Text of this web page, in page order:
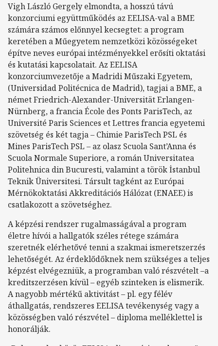
Vigh László Gergely elmondta, a hosszú távú
konzorciumi együttműködés az EELISA-val a BME
számára számos előnnyel kecsegtet: a program
keretében a Műegyetem nemzetközi közösségeket
építve neves európai intézményekkel erősíti oktatási
és kutatási kapcsolatait. Az EELISA
konzorciumvezetője a Madridi Műszaki Egyetem,
(Universidad Politécnica de Madrid), tagjai a BME, a
német Friedrich-Alexander-Universität Erlangen-
Nürnberg, a francia École des Ponts ParisTech, az
Université Paris Sciences et Lettres francia egyetemi
szövetség és két tagja – Chimie ParisTech PSL és
Mines ParisTech PSL – az olasz Scuola Sant’Anna és
Scuola Normale Superiore, a román Universitatea
Politehnica din Bucuresti, valamint a török İstanbul
Teknik Üniversitesi. Társult tagként az Európai
Mérnökoktatási Akkreditációs Hálózat (ENAEE) is
csatlakozott a szövetséghez.
A képzési rendszer rugalmasságával a program
életre hívói a hallgatók széles rétege számára
szeretnék elérhetővé tenni a szakmai ismeretszerzés
lehetőségét. Az érdeklődőknek nem szükséges a teljes
képzést elvégezniük, a programban való részvételt –a
kreditszerzésen kívül – egyéb szinteken is elismerik.
A nagyobb mértékű aktivitást – pl. egy félév
áthallgatás, rendszeres EELISA tevékenység vagy a
közösségben való részvétel – diploma melléklettel is
honorálják.